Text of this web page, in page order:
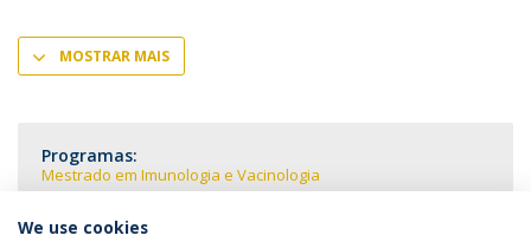
MOSTRAR MAIS
Programas:
Mestrado em Imunologia e Vacinologia
We use cookies